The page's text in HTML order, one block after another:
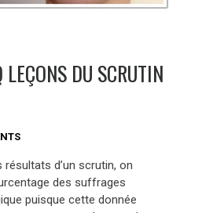
DU SCRUTIN
résultats d’un scrutin, on
des suffrages
puisque cette donnée